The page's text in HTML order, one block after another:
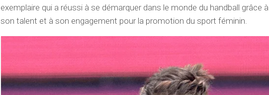
exemplaire qui a réussi à se démarquer dans le monde du handball grâce à
son talent et à son engagement pour la promotion du sport féminin.